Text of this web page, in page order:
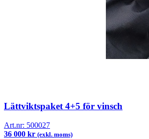
Lättviktspaket 4+5 för vinsch
Art.nr: 500027
36 000 kr (exkl. moms)